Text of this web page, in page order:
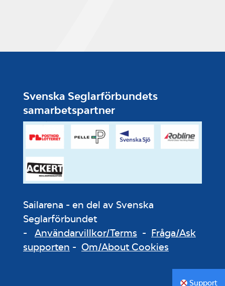
Svenska Seglarförbundets
samarbetspartner
Sailarena - en del av Svenska
Seglarförbundet
- Användarvillkor/Terms - Fråga/Ask
supporten - Om/About Cookies
Support